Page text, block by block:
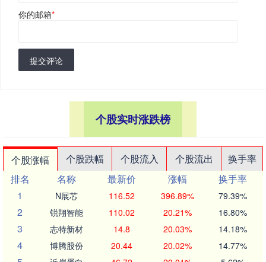
你的邮箱*
提交评论
个股实时涨跌榜
个股涨幅 个股跌幅 个股流入 个股流出
换手率
排名
名称 最新价 涨幅
换手率
1
N展芯 116.52 396.89% 79.39%
2 锐翔智能 110.02 20.21% 16.80%
3 志特新材 14.8 20.03% 14.18%
4 博腾股份 20.44 20.02% 14.77%